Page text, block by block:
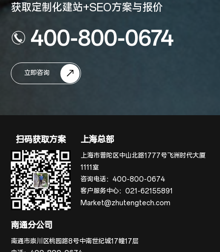
获取定制化建站+SEO方案与报价
400-800-0674
立即咨询
扫码获取方案 上海总部
上海市普陀区中山北路1777号飞洲时代大厦
1111室
咨询电话：400-800-0674
客户服务中心：021-62155891
Market@zhutengtech.com
南通分公司
南通市崇川区桃园路8号中南世纪城17幢17层